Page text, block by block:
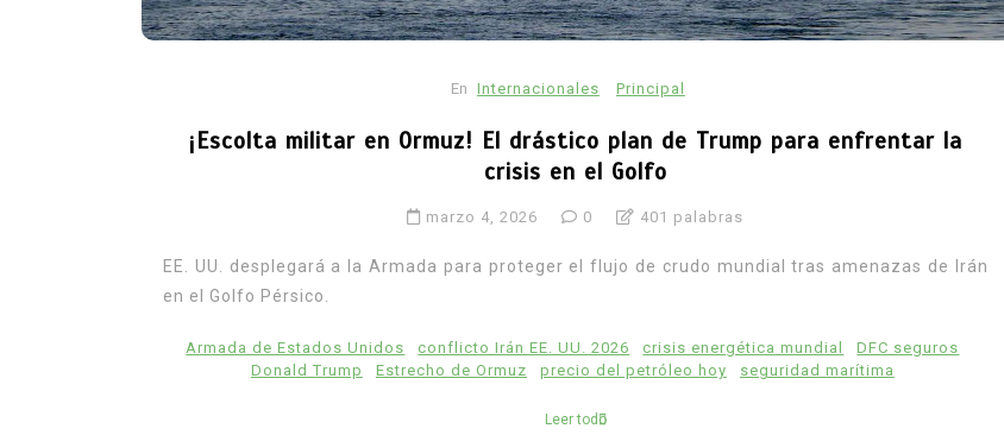
En Internacionales Principal
¡Escolta militar en Ormuz! El drástico plan de Trump para enfrentar la
crisis en el Golfo
marzo 4, 2026 0 401 palabras
EE. UU. desplegará a la Armada para proteger el flujo de crudo mundial tras amenazas de Irán
en el Golfo Pérsico.
Armada de Estados Unidos conflicto Irán EE. UU. 2026 crisis energética mundial
DFC seguros
Donald Trump
Estrecho de Ormuz precio del petróleo hoy seguridad marítima
Leer todo
podrían desaparecer
paz en Zacatecas
productores
seguridad
Sombrerete